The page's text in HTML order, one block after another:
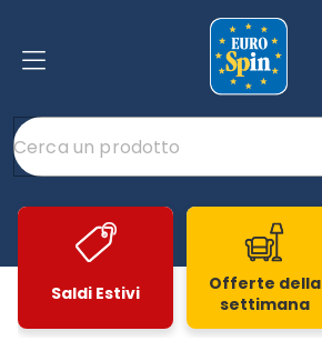
Saldi Estivi
Offerte della
settimana